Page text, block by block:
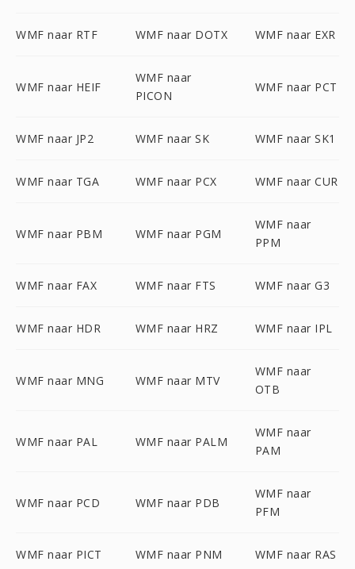
WMF naar RTF WMF naar DOTX WMF naar EXR
WMF naar HEIF
WMF naar
PICON
WMF naar PCT
WMF naar JP2 WMF naar SK WMF naar SK1
WMF naar TGA WMF naar PCX WMF naar CUR
WMF naar PBM WMF naar PGM
WMF naar
PPM
WMF naar FAX WMF naar FTS WMF naar G3
WMF naar HDR WMF naar HRZ WMF naar IPL
WMF naar MNG WMF naar MTV
WMF naar
OTB
WMF naar PAL WMF naar PALM
WMF naar
PAM
WMF naar PCD WMF naar PDB
WMF naar
PFM
WMF naar PICT WMF naar PNM WMF naar RAS